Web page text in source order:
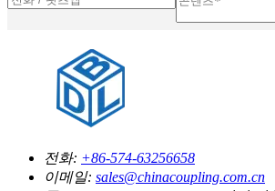
전화: +86-574-63256658
이메일: sales@chinacoupling.com.cn